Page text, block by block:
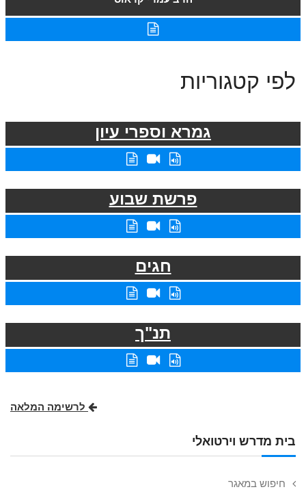
בית מדרש וירטואלי
חיפוש במאגר
לפי קטגוריות
גמרא וספרי עיון
פרשת שבוע
חגים
תנ"ך
לרשימה המלאה